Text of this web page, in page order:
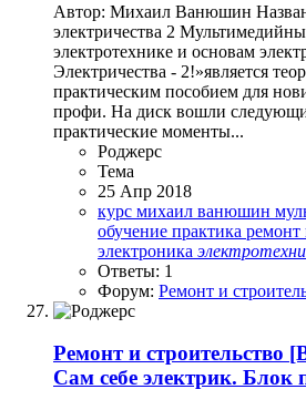
Автор: Михаил Ванюшин
электричества 2
электротехнике и основам
Электричества - 2!»является
практическим пособием для
профи. На диск вошли
практические моменты...
Роджерc
Тема
25 Апр 2018
курс михаил ванюшин
обучение практика ремонт
электроника
Ответы: 1
Форум: Ремонт и
Ремонт и строительство
Сам себе электрик. Блок